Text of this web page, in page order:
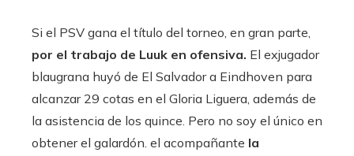
Si el PSV gana el título del torneo, en gran parte,
por el trabajo de Luuk en ofensiva. El exjugador
blaugrana huyó de El Salvador a Eindhoven para
alcanzar 29 cotas en el Gloria Liguera, además de
la asistencia de los quince. Pero no soy el único en
obtener el galardón. el acompañante la